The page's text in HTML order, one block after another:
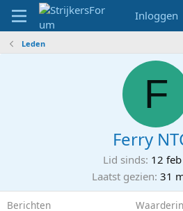
Inloggen
Leden
F
Ferry
Lid sinds 12
Laatst gezien 31
Berichten